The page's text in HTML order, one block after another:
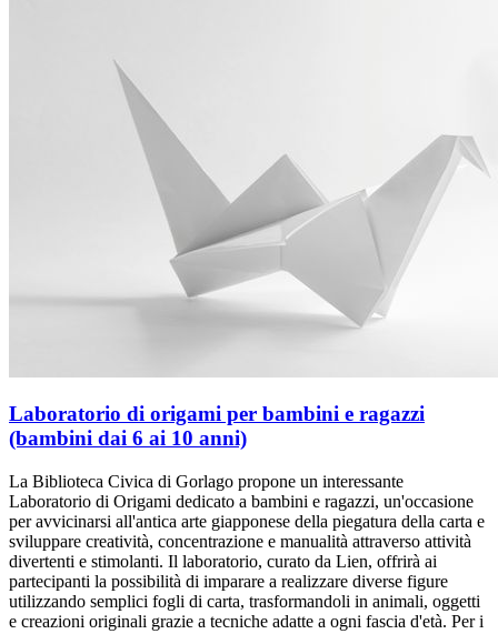
Laboratorio di origami per bambini e ragazzi
(bambini dai 6 ai 10 anni)
La Biblioteca Civica di Gorlago propone un interessante
Laboratorio di Origami dedicato a bambini e ragazzi, un'occasione
per avvicinarsi all'antica arte giapponese della piegatura della carta e
sviluppare creatività, concentrazione e manualità attraverso attività
divertenti e stimolanti. Il laboratorio, curato da Lien, offrirà ai
partecipanti la possibilità di imparare a realizzare diverse figure
utilizzando semplici fogli di carta, trasformandoli in animali, oggetti
e creazioni originali grazie a tecniche adatte a ogni fascia d'età. Per i